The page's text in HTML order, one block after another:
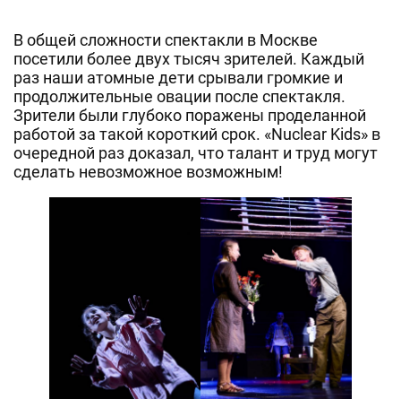
В общей сложности спектакли в Москве
посетили более двух тысяч зрителей. Каждый
раз наши атомные дети срывали громкие и
продолжительные овации после спектакля.
Зрители были глубоко поражены проделанной
работой за такой короткий срок. «Nuclear Kids» в
очередной раз доказал, что талант и труд могут
сделать невозможное возможным!